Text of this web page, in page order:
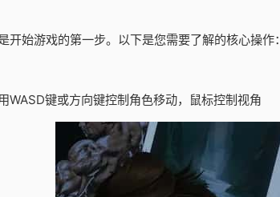
开始游戏的第一步。以下是您需要了解的核心操作：
WASD键或方向键控制角色移动，鼠标控制视角